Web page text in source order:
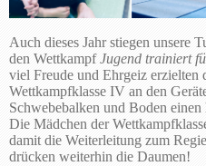
Auch dieses Jahr stiegen unsere
den WettkampfJugend trainiert
viel Freude und Ehrgeiz erzielten
Wettkampfklasse IV an den
Schwebebalken und Boden
Die Mädchen der
damit die Weiterleitung zum
drücken weiterhin die Daumen!